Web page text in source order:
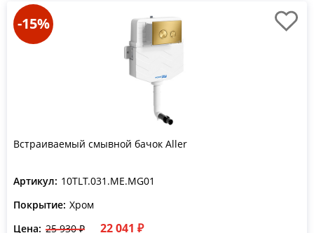
-15%
Встраиваемый смывной бачок Aller
Артикул: 10TLT.031.ME.MG01
Покрытие: Хром
Цена: 25 930 ₽ 22 041 ₽